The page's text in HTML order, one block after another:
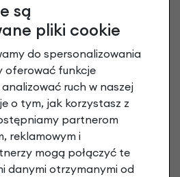
34,90 zł
ten produkt wybrali
są
pliki cookie
do spersonalizowania
oferować funkcje
ruch w naszej
o tym, jak korzystasz z
partnerom
reklamowym i
mogą połączyć te
danymi otrzymanymi od